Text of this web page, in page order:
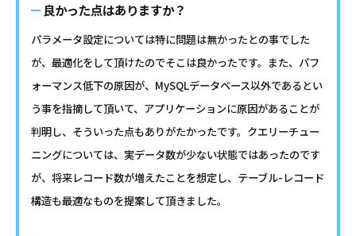
良かった点はありますか？
パラメータ設定については特に問題は無かったとの事でした
が、最適化をして頂けたのでそこは良かったです。また、パフ
ォーマンス低下の原因が、MySQLデータベース以外であるとい
う事を指摘して頂いて、アプリケーションに原因があることが
判明し、そういった点もありがたかったです。クエリーチュー
ニングについては、実データ数が少ない状態ではあったのです
が、将来レコード数が増えたことを想定し、テーブル-レコード
構造も最適なものを提案して頂きました。